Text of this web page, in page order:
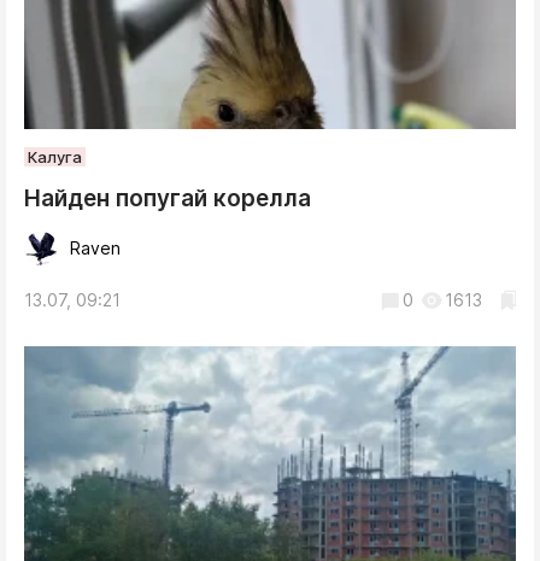
Калуга
Найден попугай корелла
Raven
13.07, 09:21 0 1613